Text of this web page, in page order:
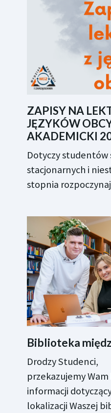
ZAPISY NA
JĘZYKÓW
AKADEMICKI
Dotyczy studentów
stacjonarnych i
stopnia
Biblioteka
Drodzy Studenci,
przekazujemy
informacji
lokalizacji Waszej